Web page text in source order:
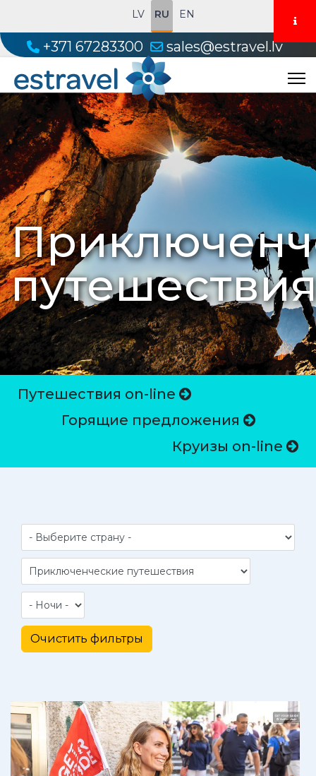
LV RU EN
+371 67283300 sales@estravel.lv
Путешествия on-line
Горящие предложения
Круизы on-line